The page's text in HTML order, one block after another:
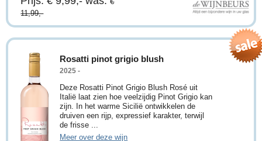
11,99,-
Rosatti pinot grigio blush
2025 -
Deze Rosatti Pinot Grigio Blush Rosé uit
Italië laat zien hoe veelzijdig Pinot Grigio kan
zijn. In het warme Sicilië ontwikkelen de
druiven een rijp, expressief karakter, terwijl
de frisse ...
Meer over deze wijn